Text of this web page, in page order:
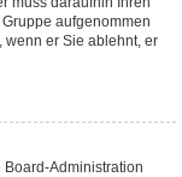
aufgenommen
wenn er Sie ablehnt, er
Administration